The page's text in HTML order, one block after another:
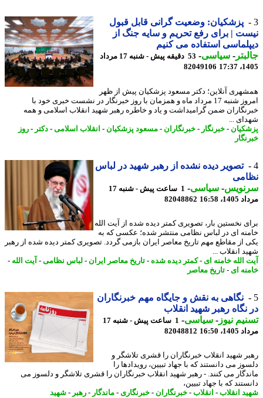
پزشکیان: وضعیت گرانی قابل قبول
| برای رفع تحریم و سایه جنگ از
استفاده می کنیم
-سیاسی-
53 دقیقه پیش - شنبه 17 مرداد
82049106
آنلاین؛ دکتر مسعود پزشکیان پیش از ظهر
امروز شنبه 17 مرداد ماه و همزمان با روز خبرنگار در نشست خبری خود با
ضمن گرامیداشت و یاد و خاطره رهبر شهید انقلاب اسلامی و همه
...
-خبرنگار -خبرنگاران- مسعود پزشکیان-انقلاب اسلامی-دکتر -روز
تصویر دیده نشده از رهبر شهید در لباس
-سیاسی-
1 ساعت پیش - شنبه 17
16:58
82048862
نخستین بار، تصویری کمتر دیده شده از آیت الله
ای در لباس نظامی منتشر شده؛ عکسی که به
از مقاطع مهم تاریخ معاصر ایران بازمی گردد.​ تصویری کمتر دیده شده از رهبر
انقلاب ...
الله خامنه ای- کمتر دیده شده-تاریخ معاصر ایران - لباس نظامی-آیت الله-
ای- تاریخ معاصر
نگاهی به نقش و جایگاه مهم خبرنگاران
رهبر شهید انقلاب
نیوز-سیاسی-
1 ساعت پیش - شنبه 17
16:50
82048812
شهید انقلاب خبرنگاران را قشری تلاشگر و
می دانستند که با جهاد تبیین، رویدادها را
می کنند. - رهبر شهید انقلاب خبرنگاران را قشری تلاشگر و دلسوز می
که با جهاد تبیین،
انقلاب-انقلاب-خبرنگاران- خبرنگاری- ماندگار-رهبر -شهید